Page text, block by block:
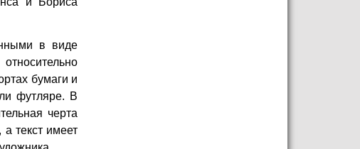
в виде
бумаги и
футляре. В
черта
текст имеет